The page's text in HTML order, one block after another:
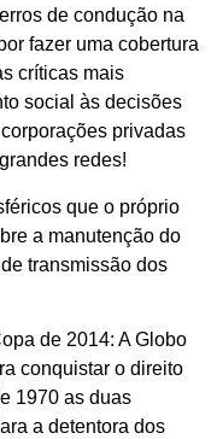
de condução na
fazer uma cobertura
críticas mais
social às decisões
privadas
redes!
que o próprio
a manutenção do
transmissão dos
de 2014: A Globo
conquistar o direito
1970 as duas
a detentora dos